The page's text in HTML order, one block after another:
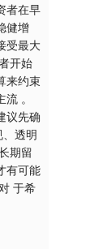
者在早
健增
受最大
开始
来约束
。
议先确
透明
期留
有可能
于希